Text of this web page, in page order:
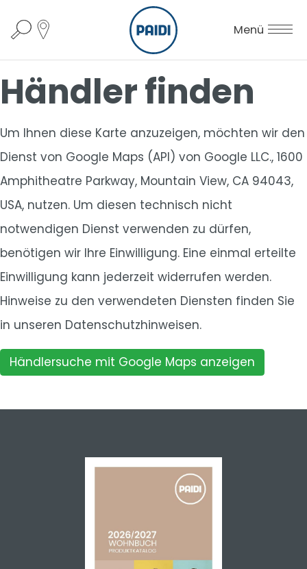
Menü
Händler finden
Um Ihnen diese Karte anzuzeigen, möchten wir den
Dienst von Google Maps (API) von Google LLC., 1600
Amphitheatre Parkway, Mountain View, CA 94043,
USA, nutzen. Um diesen technisch nicht
notwendigen Dienst verwenden zu dürfen,
benötigen wir Ihre Einwilligung. Eine einmal erteilte
Einwilligung kann jederzeit widerrufen werden.
Hinweise zu den verwendeten Diensten finden Sie
in unseren Datenschutzhinweisen.
Händlersuche mit Google Maps anzeigen